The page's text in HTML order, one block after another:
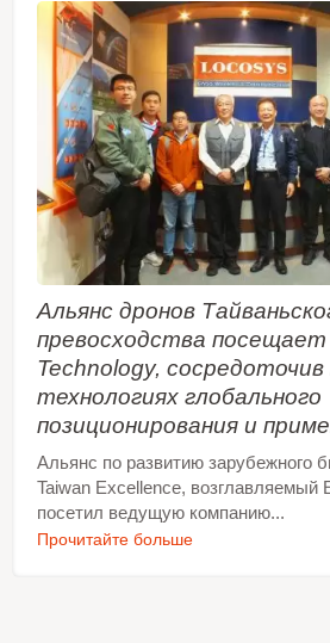
Альянс дронов
превосходства посещает
Technology,
технологиях глобального
позиционирования и
Альянс по развитию зарубежного
Taiwan Excellence, возглавляемый
посетил ведущую компанию...
Прочитайте больше